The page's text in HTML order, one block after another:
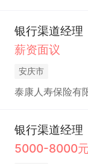
银行渠道经理
薪资面议
安庆市
银行渠道经理
5000-8000